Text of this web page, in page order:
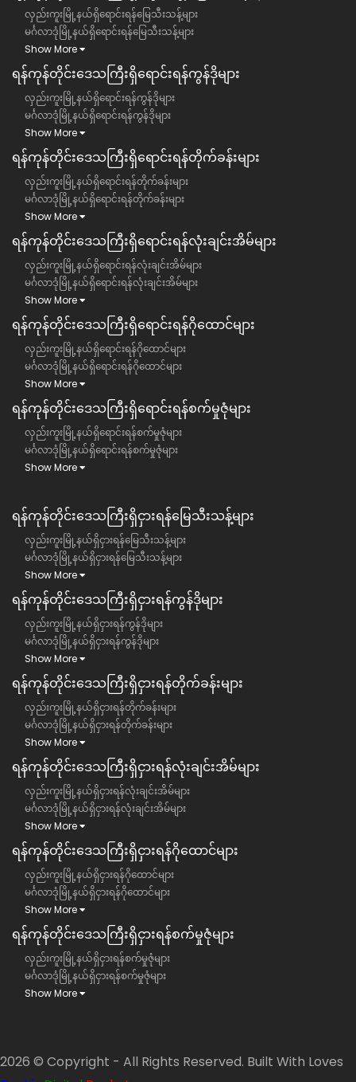
လှည်းကူးမြို့နယ်ရှိရောင်းရန်မြေသီးသန့်များ
မင်္ဂလာဒုံမြို့နယ်ရှိရောင်းရန်မြေသီးသန့်များ
Show More
ရန်ကုန်တိုင်းဒေသကြီး​ရှိရောင်းရန်ကွန်ဒိုများ
လှည်းကူးမြို့နယ်ရှိရောင်းရန်ကွန်ဒိုများ
မင်္ဂလာဒုံမြို့နယ်ရှိရောင်းရန်ကွန်ဒိုများ
Show More
ရန်ကုန်တိုင်းဒေသကြီး​ရှိရောင်းရန်တိုက်ခန်းများ
လှည်းကူးမြို့နယ်ရှိရောင်းရန်တိုက်ခန်းများ
မင်္ဂလာဒုံမြို့နယ်ရှိရောင်းရန်တိုက်ခန်းများ
Show More
ရန်ကုန်တိုင်းဒေသကြီး​ရှိရောင်းရန်လုံးချင်းအိမ်များ
လှည်းကူးမြို့နယ်ရှိရောင်းရန်လုံးချင်းအိမ်များ
မင်္ဂလာဒုံမြို့နယ်ရှိရောင်းရန်လုံးချင်းအိမ်များ
Show More
ရန်ကုန်တိုင်းဒေသကြီး​ရှိရောင်းရန်ဂိုထောင်များ
လှည်းကူးမြို့နယ်ရှိရောင်းရန်ဂိုထောင်များ
မင်္ဂလာဒုံမြို့နယ်ရှိရောင်းရန်ဂိုထောင်များ
Show More
ရန်ကုန်တိုင်းဒေသကြီး​ရှိရောင်းရန်စက်မှုဇုံများ
လှည်းကူးမြို့နယ်ရှိရောင်းရန်စက်မှုဇုံများ
မင်္ဂလာဒုံမြို့နယ်ရှိရောင်းရန်စက်မှုဇုံများ
Show More
ရန်ကုန်တိုင်းဒေသကြီး​​ရှိငှားရန်မြေသီးသန့်များ
လှည်းကူးမြို့နယ်ရှိငှားရန်မြေသီးသန့်များ
မင်္ဂလာဒုံမြို့နယ်ရှိငှားရန်မြေသီးသန့်များ
Show More
ရန်ကုန်တိုင်းဒေသကြီး​​ရှိငှားရန်ကွန်ဒိုများ
လှည်းကူးမြို့နယ်ရှိငှားရန်ကွန်ဒိုများ
မင်္ဂလာဒုံမြို့နယ်ရှိငှားရန်ကွန်ဒိုများ
Show More
ရန်ကုန်တိုင်းဒေသကြီး​​ရှိငှားရန်တိုက်ခန်းများ
လှည်းကူးမြို့နယ်ရှိငှားရန်တိုက်ခန်းများ
မင်္ဂလာဒုံမြို့နယ်ရှိငှားရန်တိုက်ခန်းများ
Show More
ရန်ကုန်တိုင်းဒေသကြီး​​ရှိငှားရန်လုံးချင်းအိမ်များ
လှည်းကူးမြို့နယ်ရှိငှားရန်လုံးချင်းအိမ်များ
မင်္ဂလာဒုံမြို့နယ်ရှိငှားရန်လုံးချင်းအိမ်များ
Show More
ရန်ကုန်တိုင်းဒေသကြီး​​ရှိငှားရန်ဂိုထောင်များ
လှည်းကူးမြို့နယ်ရှိငှားရန်ဂိုထောင်များ
မင်္ဂလာဒုံမြို့နယ်ရှိငှားရန်ဂိုထောင်များ
Show More
ရန်ကုန်တိုင်းဒေသကြီး​​ရှိငှားရန်စက်မှုဇုံများ
လှည်းကူးမြို့နယ်ရှိငှားရန်စက်မှုဇုံများ
မင်္ဂလာဒုံမြို့နယ်ရှိငှားရန်စက်မှုဇုံများ
Show More
2026 © Copyright - All Rights Reserved. Built With Loves